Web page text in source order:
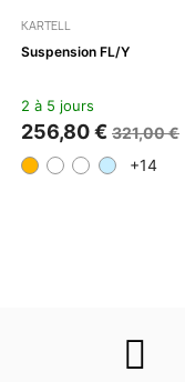
KARTELL
Suspension FL/Y
2 à 5 jours
256,80 € 321,00 €
+14